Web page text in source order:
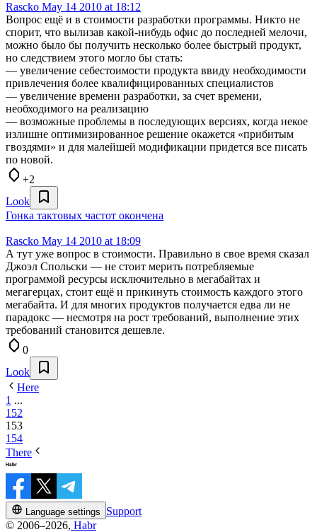
Rascko May 14 2010 at 18:12
Вопрос ещё и в стоимости разработки программы. Никто не
спорит, что вылизав какой-нибудь офис до последней мелочи,
можно было бы получить несколько более быстрый продукт,
но следствием этого могло бы стать:
— увеличение себестоимости продукта ввиду необходимости
привлечения более квалифицированных специалистов
— увеличение времени разработки, за счет времени,
необходимого на реализацию
— возможные проблемы в последующих версиях, когда некое
излишне оптимизированное решение окажется «прибитым
гвоздями» и для малейшей модификации придется все писать
по новой.
+2
Look
Гонка тактовых частот окончена
Rascko May 14 2010 at 18:09
А тут уже вопрос в стоимости. Правильно в свое время сказал
Джоэл Спольски — не стоит мерить потребляемые
программой ресурсы исключительно в мегабайтах и
мегагерцах, стоит ещё и прикинуть стоимость каждого этого
мегабайта. И для многих продуктов получается едва ли не
парадокс — несмотря на рост требований, выполнение этих
требований становится дешевле.
0
Look
Here
1 ...
152
153
154
There
Language settings
Support
© 2006–2026, Habr